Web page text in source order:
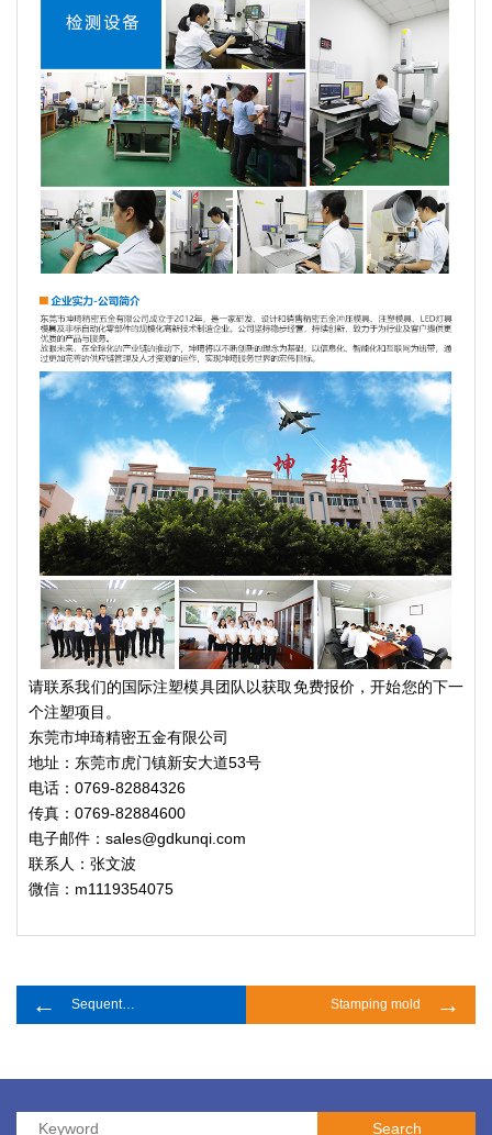
请联系我们的国际注塑模具团队以获取免费报价，开始您的下一
个注塑项目。
东莞市坤琦精密五金有限公司
地址：东莞市虎门镇新安大道53号
电话：0769-82884326
传真：0769-82884600
电子邮件：sales@gdkunqi.com
联系人：张文波
微信：m1119354075
← Sequential Mold Stamping mold →